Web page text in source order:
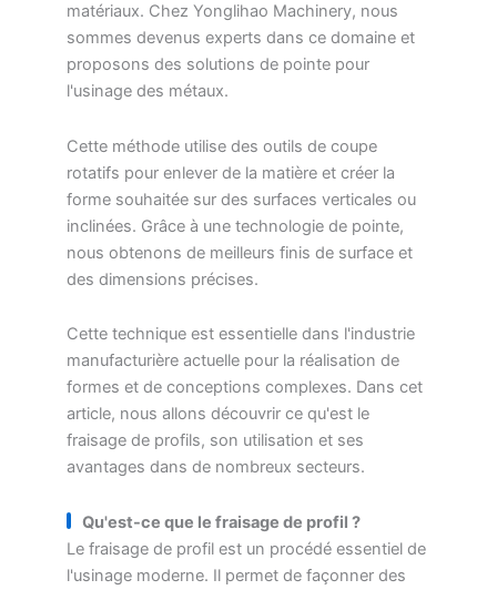
matériaux. Chez Yonglihao Machinery, nous
sommes devenus experts dans ce domaine et
proposons des solutions de pointe pour
l'usinage des métaux.
Cette méthode utilise des outils de coupe
rotatifs pour enlever de la matière et créer la
forme souhaitée sur des surfaces verticales ou
inclinées. Grâce à une technologie de pointe,
nous obtenons de meilleurs finis de surface et
des dimensions précises.
Cette technique est essentielle dans l'industrie
manufacturière actuelle pour la réalisation de
formes et de conceptions complexes. Dans cet
article, nous allons découvrir ce qu'est le
fraisage de profils, son utilisation et ses
avantages dans de nombreux secteurs.
Qu'est-ce que le fraisage de profil ?
Le fraisage de profil est un procédé essentiel de
l'usinage moderne. Il permet de façonner des